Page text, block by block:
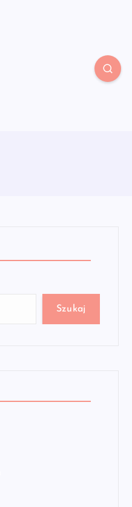
Szukaj